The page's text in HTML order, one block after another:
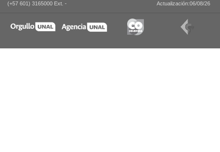
(+57 601) 3165000 Ext. -
Actualización:06/08/26